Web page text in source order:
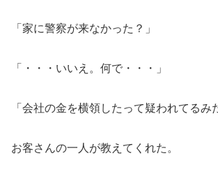
「家に警察が来なかった？」
「・・・いいえ。何で・・・」
「会社の金を横領したって疑われてるみ
お客さんの一人が教えてくれた。